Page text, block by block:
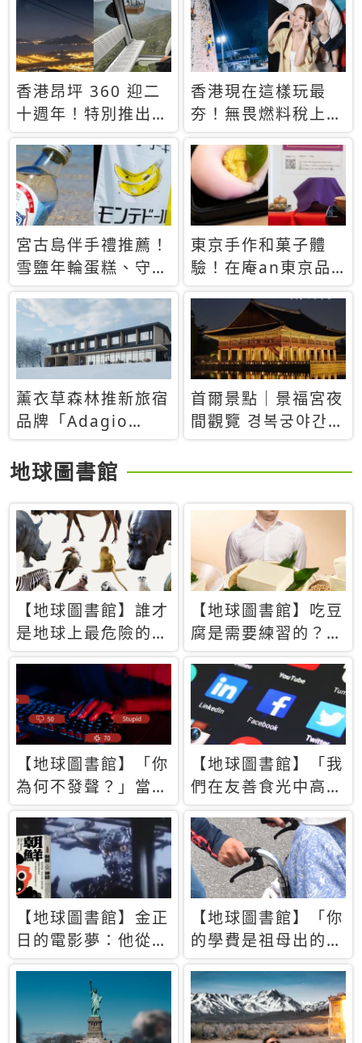
休才去圓夢 (附8.5
萬次下載峇里島地
圖)😍
支援中文
香港昂坪 360 迎二
十週年！特別推出
「夜間纜車」，輕旅
行帶你搶先揭秘台灣
專屬禮遇
香港現在這樣玩最
夯！無畏燃料稅上
漲，現在買自由行只
要8888元起
宮古島伴手禮推薦！
雪鹽年輪蛋糕、守護
君餅乾，10款必買
清單
東京手作和菓子體
驗！在庵an東京品
味本格派日本茶道
薰衣草森林推新旅宿
品牌「Adagio
Retreat」！首間選
址北海道8月開幕
首爾景點｜景福宮夜
間觀覽 경복궁야간관
람：2026年開放時
間、購票方式、實訪
與夜晚截然不同的宮
殿魅力
地球圖書館
【地球圖書館】誰才
是地球上最危險的動
物？人類喜好決定哪
些動物「揹黑鍋」
【地球圖書館】吃豆
腐是需要練習的？當
西方人試圖用「煉
乳」配上那塊無味的
白色豆腐
【地球圖書館】「你
為何不發聲？」當情
緒淹沒理智 你以為
的正義成為壓迫他人
的工具
【地球圖書館】「我
們在友善食光中高呼
民主自由，然後被刪
文」一本給Z世代的
末日寶懺《困在社群
平台》
【地球圖書館】金正
日的電影夢：他從南
韓綁來導演和演員，
卻拍出諷刺獨裁者的
北韓電影《平壤怪
獸》
【地球圖書館】「你
的學費是祖母出的」
當孝順變成情緒勒
索，日本孫女弒親案
背後的照護壓力